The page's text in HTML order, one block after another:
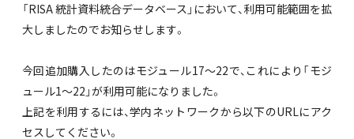
「RISA 統計資料統合データベース」において、利用可能範囲を拡
大しましたのでお知らせします。
今回追加購入したのはモジュール17～22で、これにより「モジ
ュール1～22」が利用可能になりました。
上記を利用するには、学内ネットワークから以下のURLにアク
セスしてください。